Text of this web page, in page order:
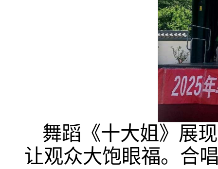
舞蹈《十大姐》展
让观众大饱眼福。合